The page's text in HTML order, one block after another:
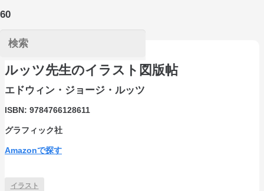
ルッツ先生のイラスト図版帖
エドウィン・ジョージ・ルッツ
ISBN: 9784766128611
グラフィック社
Amazonで探す
イラスト